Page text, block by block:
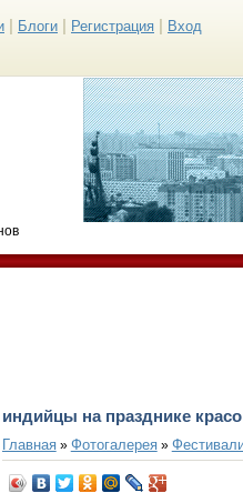
Блоги Регистрация Вход
индийцы на празднике
Главная» Фотогалерея»